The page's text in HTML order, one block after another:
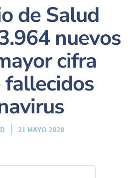
de Salud
nuevos
cifra
21 MAYO 2020